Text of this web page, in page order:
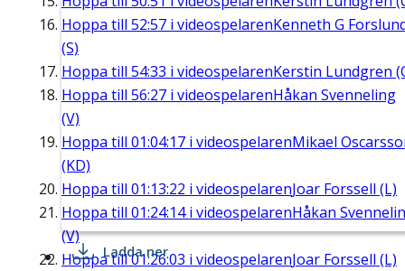
Hoppa till 52:57 i videospelarenKenneth G
(S)
Hoppa till 54:33 i videospelarenKerstin Lundgren
Hoppa till 56:27 i videospelarenHåkan Svenneling
(V)
Hoppa till 01:04:17 i videospelarenMikael
(KD)
Hoppa till 01:13:22 i videospelarenJoar Forssell (L)
Hoppa till 01:24:14i videospelarenHåkan
(V)
Hoppa till01:26:03 i videospelarenJoar Forssell (L)
Ladda ner